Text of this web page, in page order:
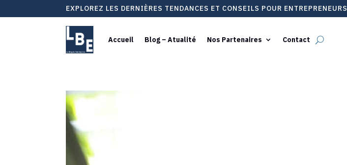
EXPLOREZ LES DERNIÈRES TENDANCES ET CONSEILS POUR ENTREPRENEURS
Accueil Blog – Atualité Nos Partenaires Contact